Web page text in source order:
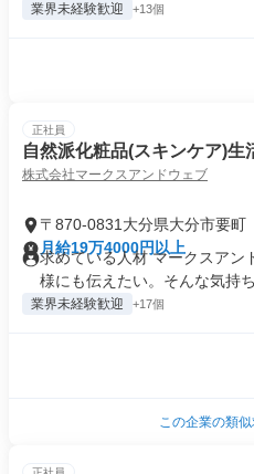
業界未経験歓迎 +13個
正社員
自然派化粧品(スキンケア)
株式会社マークスアンドウェブ
〒870-0831大分県大分市要町
月給19万4000円以上
求めている人材 マークスアン
様にも伝えたい。そんな気持ち
業界未経験歓迎 +17個
この企業の類